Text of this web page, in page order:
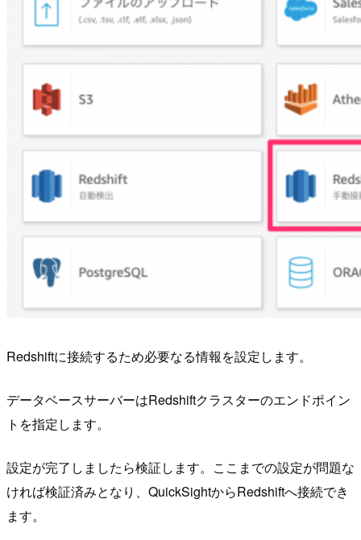
Redshiftに接続するため必要なる情報を設定します。
データベースサーバーはRedshiftクラスターのエンドポイン
トを指定します。
設定が完了しましたら検証します。ここまでの設定が問題な
ければ検証済みとなり、QuickSightからRedshiftへ接続でき
ます。